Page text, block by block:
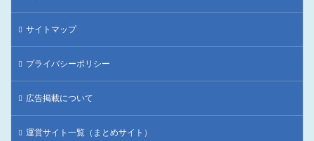
サイトマップ
プライバシーポリシー
広告掲載について
運営サイト一覧（まとめサイト）